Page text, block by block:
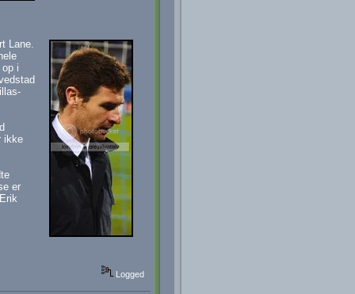
Lane.
i
ikke
er
Logged